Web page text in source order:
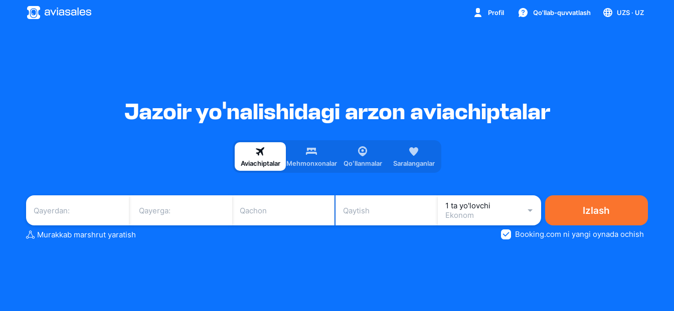
Profil Qo'llab-quvvatlash UZS · UZ
Jazoir yo'nalishidagi arzon aviachiptalar
Aviachiptalar Mehmonxonalar Qoʻllanmalar Saralanganlar
Qachon Qaytish
1 ta yo'lovchi
Ekonom
Izlash
Murakkab marshrut yaratish Booking.com ni yangi oynada ochish